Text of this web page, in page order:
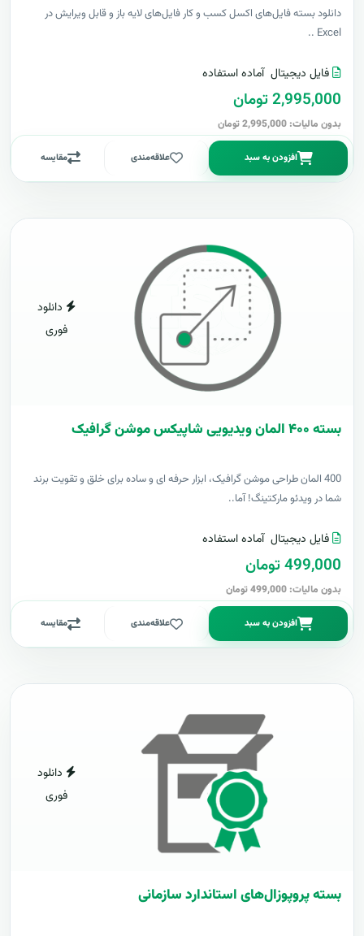
دانلود بسته فایل‌های اکسل کسب و کار فایل‌های لایه باز و قابل ویرایش در
Excel ..
فایل دیجیتال آماده استفاده
2,995,000 تومان
بدون مالیات: 2,995,000 تومان
افزودن به سبد علاقه‌مندی مقایسه
دانلود
فوری
بسته ۴۰۰ المان ویدیویی شاپیکس موشن گرافیک
400 المان طراحی موشن گرافیک، ابزار حرفه ای و ساده برای خلق و تقویت برند
شما در ویدئو مارکتینگ! آما..
فایل دیجیتال آماده استفاده
499,000 تومان
بدون مالیات: 499,000 تومان
افزودن به سبد علاقه‌مندی مقایسه
دانلود
فوری
بسته پروپوزال‌های استاندارد سازمانی